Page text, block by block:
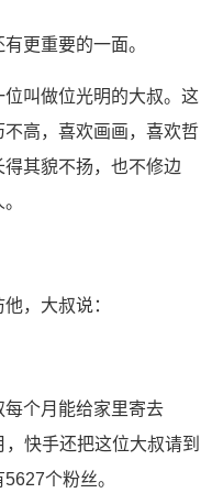
更重要的一面。
叫做位光明的大叔。这
高，喜欢画画，喜欢哲
其貌不扬，也不修边
，大叔说：
个月能给家里寄去
快手还把这位大叔请到
个粉丝。